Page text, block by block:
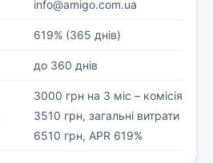
info@amigo.com.ua
619% (365 днів)
до 360 днів
3000 грн на 3 міс – комісія
3510 грн, загальні витрати
6510 грн, APR 619%